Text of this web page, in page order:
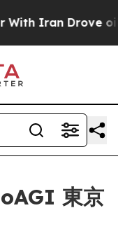
Iran Drove oil
東京